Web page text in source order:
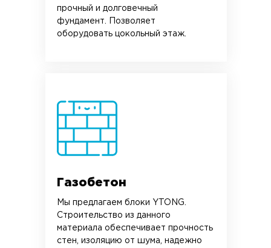
прочный и долговечный
фундамент. Позволяет
оборудовать цокольный этаж.
Мы предлагаем блоки YTONG.
Строительство из данного
материала обеспечивает прочность
стен, изоляцию от шума, надежно
Газобетон